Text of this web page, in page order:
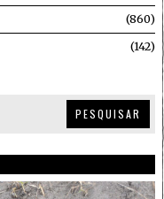
860
142
PESQUISAR